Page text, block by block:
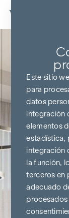
Ir al contenido
Este sitio
para
datos
integración
elementos
estadística,
integración
la función,
terceros en
adecuado
procesados